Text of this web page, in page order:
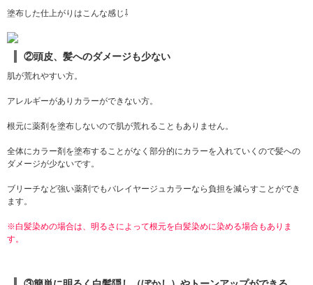
リング剤の選び方
たい！ふんわり透明感のカラーを綺麗に見せたい！
などなりたい仕上がりで選ぶと失敗は少ないです。
なども違うので、なりたい目的に合わせて使い分け
グッとオシャレになるおすすめスタイリング剤
ふんわり軽やかに(ワックスタイプ)・ツヤっとタイ
どんな仕上がり？ ふんわり軽やかにしたい人には、
で柔らかい質感や空気感が作りやすいです。ナチュ
塗布した仕上がりはこんな感じ⇩
②頭皮、髪へのダメージも少ない
肌が荒れやすい方。
アレルギーがありカラーができない方。
根元に薬剤を塗布しないので肌が荒れることもありません。
全体にカラー剤を塗布することがなく部分的にカラーを入れていくので髪への
ダメージが少ないです。
ブリーチなど強い薬剤でもバレイヤージュカラーなら負担を減らすことができ
ます。
※白髪染めの場合は、明るさによって根元を白髪染めに染める場合もありま
す。